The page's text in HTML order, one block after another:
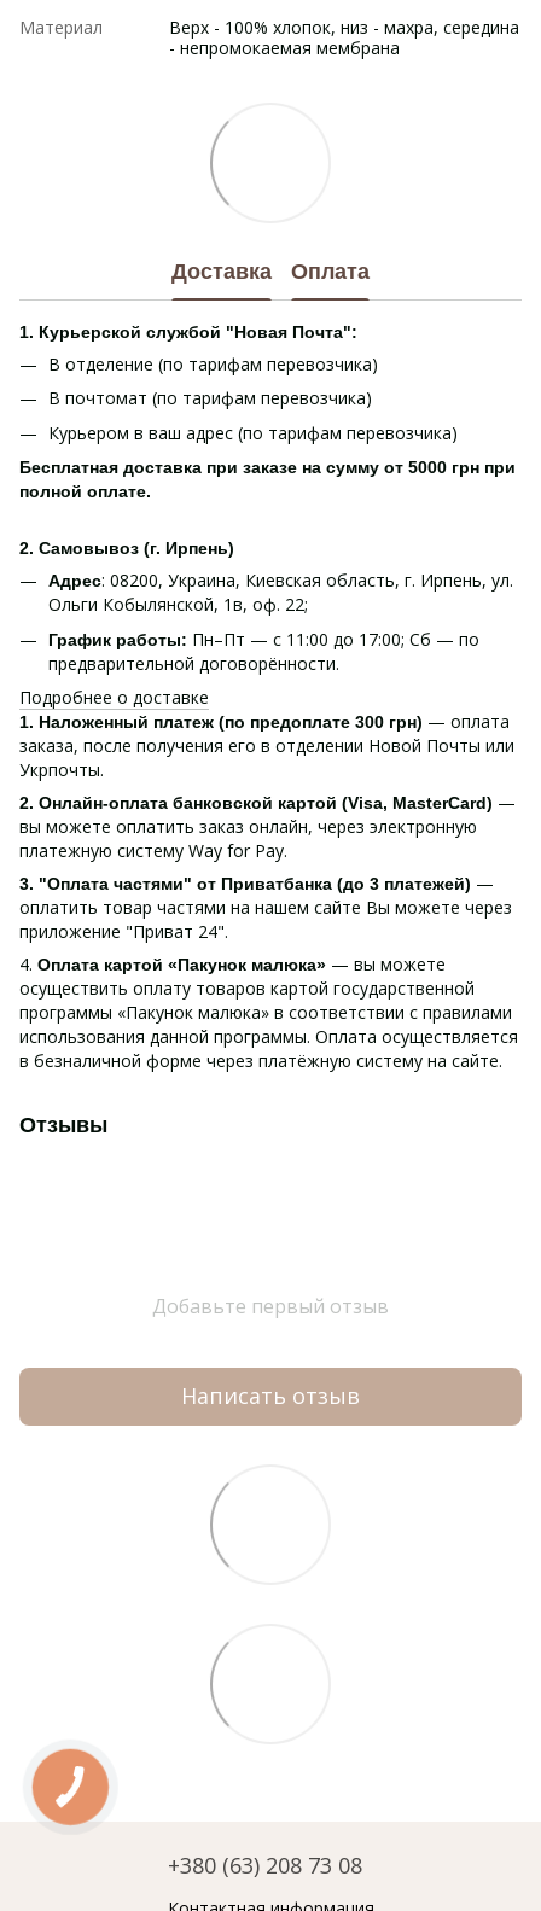
Материал
Верх - 100% хлопок, низ - махра, середина
- непромокаемая мембрана
Доставка Оплата
1. Курьерской службой "Новая Почта":
В отделение (по тарифам перевозчика)
В почтомат (по тарифам перевозчика)
Курьером в ваш адрес (по тарифам перевозчика)
Бесплатная доставка при заказе на сумму от 5000 грн при
полной оплате.
2. Самовывоз (г. Ирпень)
Адрес: 08200, Украина, Киевская область, г. Ирпень, ул.
Ольги Кобылянской, 1в, оф. 22;
График работы: Пн–Пт — с 11:00 до 17:00; Сб — по
предварительной договорённости.
Подробнее о доставке
1. Наложенный платеж (по предоплате 300 грн) — оплата
заказа, после получения его в отделении Новой Почты или
Укрпочты.
2. Онлайн-оплата банковской картой (Visa, MasterCard) —
вы можете оплатить заказ онлайн, через электронную
платежную систему Way for Pay.
3. "Оплата частями" от Приватбанка (до 3 платежей) —
оплатить товар частями на нашем сайте Вы можете через
приложение "Приват 24".
4. Оплата картой «Пакунок малюка» — вы можете
осуществить оплату товаров картой государственной
программы «Пакунок малюка» в соответствии с правилами
использования данной программы. Оплата осуществляется
в безналичной форме через платёжную систему на сайте.
Отзывы
Добавьте первый отзыв
Написать отзыв
+380 (63) 208 73 08